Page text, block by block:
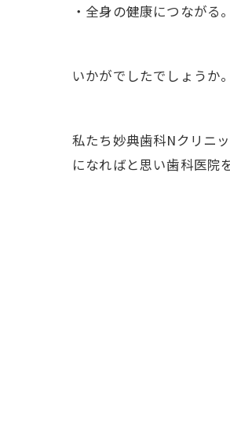
・全身の健康につながる。
いかがでしたでしょうか。
私たち妙典歯科Nクリニ
になればと思い歯科医院